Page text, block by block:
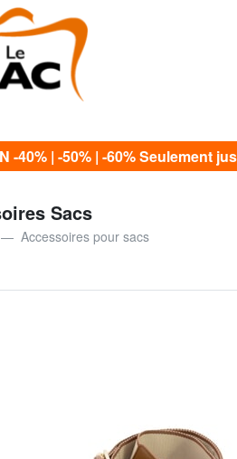
-40% | -50% | -60% Seulement
Sacs
Accessoires pour sacs